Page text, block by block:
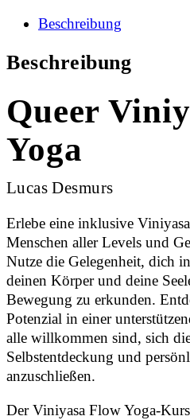
Beschreibung
Beschreibung
Queer
Yoga
Lucas Desmurs
Erlebe eine inklusive
Menschen aller Levels und
Nutze die Gelegenheit, dich
deinen Körper und deine
Bewegung zu erkunden.
Potenzial in einer
alle willkommen sind, sich
Selbstentdeckung und
anzuschließen.
Der Viniyasa Flow Yoga-